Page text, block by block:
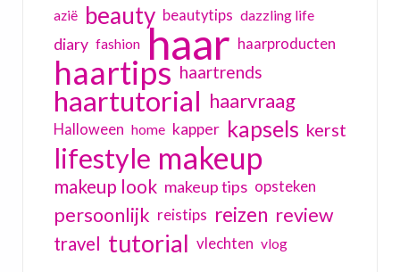
azië beauty beautytips dazzling life
diary fashion haar haarproducten
haartips haartrends
haartutorial haarvraag
Halloween home kapper kapsels kerst
lifestyle makeup
makeup look makeup tips opsteken
persoonlijk reistips reizen review
travel tutorial vlechten vlog